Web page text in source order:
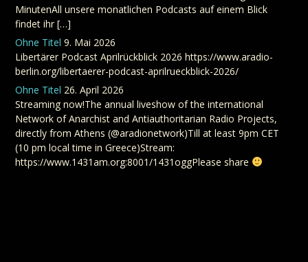
MinutenAll unsere monatlichen Podcasts auf einem Blick
findet ihr […]
Ohne Titel 9. Mai 2026
Libertärer Podcast Aprilrückblick 2026 https://www.aradio-
berlin.org/libertaerer-podcast-aprilrueckblick-2026/
Ohne Titel 26. April 2026
Streaming now!The annual liveshow of the international
Network of Anarchist and Antiauthoritarian Radio Projects,
directly from Athens (@aradionetwork)Till at least 9pm CET
(10 pm local time in Greece)Stream:
https://www.1431am.org:8001/1431oggPlease share